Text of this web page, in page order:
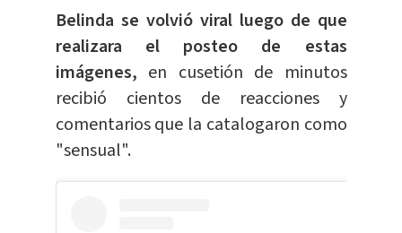
Belinda se volvió viral luego de que
realizara el posteo de estas
imágenes, en cusetión de minutos
recibió cientos de reacciones y
comentarios que la catalogaron como
"sensual".